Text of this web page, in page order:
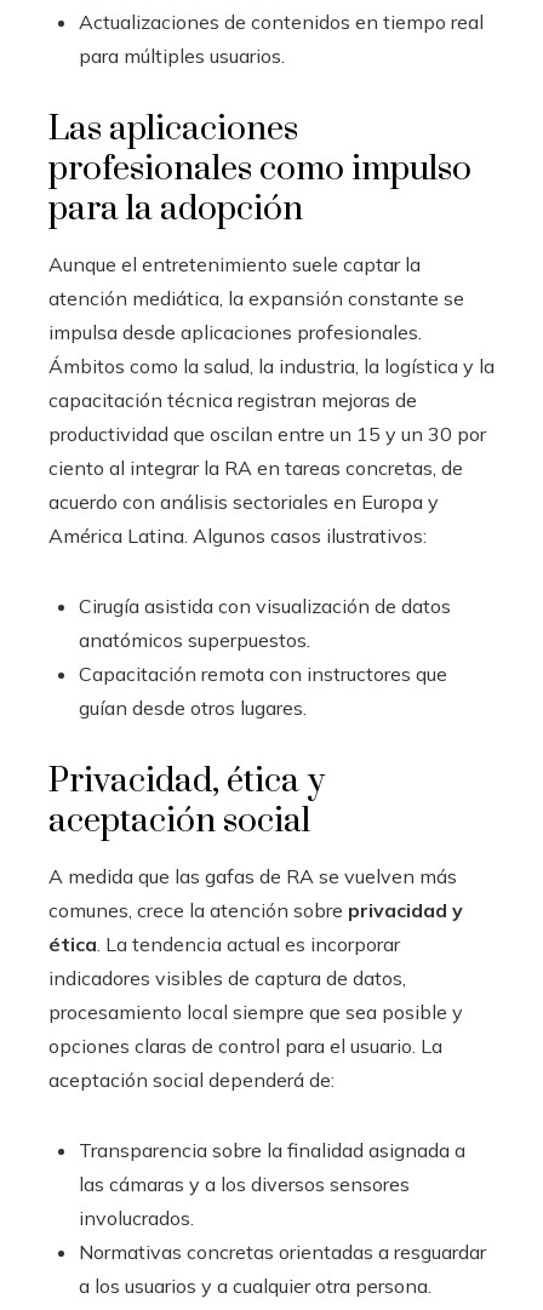
Actualizaciones de contenidos en tiempo real
para múltiples usuarios.
Las aplicaciones
profesionales como impulso
para la adopción
Aunque el entretenimiento suele captar la
atención mediática, la expansión constante se
impulsa desde aplicaciones profesionales.
Ámbitos como la salud, la industria, la logística y la
capacitación técnica registran mejoras de
productividad que oscilan entre un 15 y un 30 por
ciento al integrar la RA en tareas concretas, de
acuerdo con análisis sectoriales en Europa y
América Latina. Algunos casos ilustrativos:
Cirugía asistida con visualización de datos
anatómicos superpuestos.
Capacitación remota con instructores que
guían desde otros lugares.
Privacidad, ética y
aceptación social
A medida que las gafas de RA se vuelven más
comunes, crece la atención sobre privacidad y
ética. La tendencia actual es incorporar
indicadores visibles de captura de datos,
procesamiento local siempre que sea posible y
opciones claras de control para el usuario. La
aceptación social dependerá de:
Transparencia sobre la finalidad asignada a
las cámaras y a los diversos sensores
involucrados.
Normativas concretas orientadas a resguardar
a los usuarios y a cualquier otra persona.